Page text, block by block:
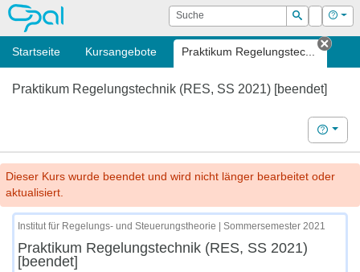
OPAL Suche
Suchen
Login Hilfe
Startseite Kursangebote Praktikum Regelungstec...
Tab
Praktikum Regelungstechnik (RES, SS 2021) [beendet]
Hilfe
Dieser Kurs wurde beendet und wird nicht länger bearbeitet oder
aktualisiert.
Institut für Regelungs- und Steuerungstheorie | Sommersemester 2021
Praktikum Regelungstechnik (RES, SS 2021)
[beendet]